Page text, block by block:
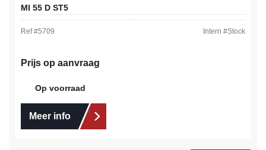
MI 55 D ST5
Ref #5709 Intern #Stock
Prijs op aanvraag
Op voorraad
Meer info